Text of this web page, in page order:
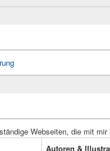
Webseiten, die mit
Autoren &